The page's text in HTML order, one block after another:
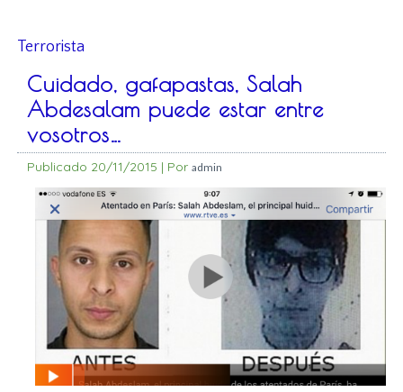
Terrorista
Cuidado, gafapastas, Salah
Abdesalam puede estar entre
vosotros…
Publicado 20/11/2015 | Por admin